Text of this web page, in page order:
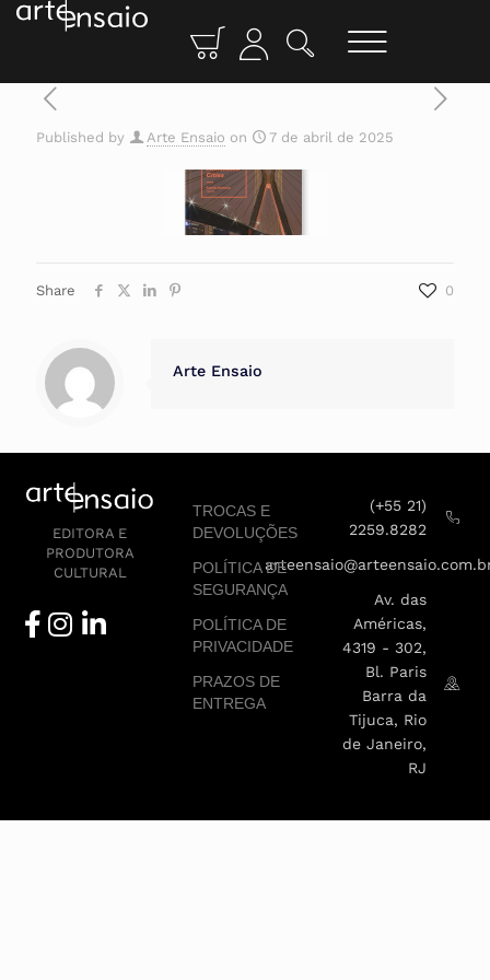
Published by Arte Ensaio on 7 de abril de 2025
Share 0
Arte Ensaio
EDITORA E
PRODUTORA
CULTURAL
TROCAS E
DEVOLUÇÕES
POLÍTICA DE
SEGURANÇA
POLÍTICA DE
PRIVACIDADE
PRAZOS DE
ENTREGA
(+55 21)
2259.8282
Av. das
Américas,
4319 - 302,
Bl. Paris
Barra da
Tijuca, Rio
de Janeiro,
RJ